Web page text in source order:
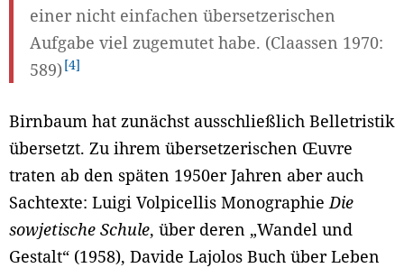
einer nicht einfachen übersetzerischen
Aufgabe viel zugemutet habe. (Claassen 1970:
589) 4
Birnbaum hat zunächst ausschließlich Belletristik
übersetzt. Zu ihrem übersetzerischen Œuvre
traten ab den späten 1950er Jahren aber auch
Sachtexte: Luigi Volpicellis Monographie Die
sowjetische Schule, über deren „Wandel und
Gestalt“ (1958), Davide Lajolos Buch über Leben